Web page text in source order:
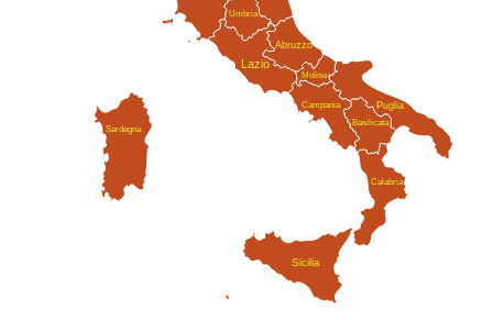
Abruzzo
Puglia
Basilicata
Calabria
Campania
Lazio
Molise
Sardegna
Sicilia
Umbria